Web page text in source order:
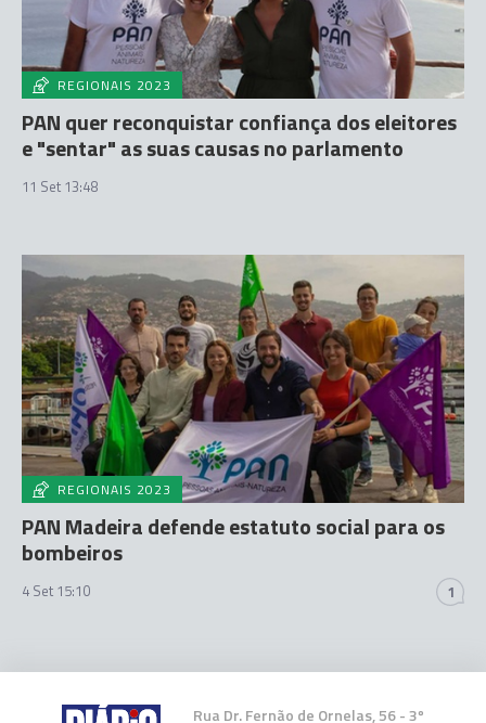
REGIONAIS 2023
PAN quer reconquistar confiança dos eleitores
e "sentar" as suas causas no parlamento
11 Set 13:48
REGIONAIS 2023
PAN Madeira defende estatuto social para os
bombeiros
4 Set 15:10 1
Rua Dr. Fernão de Ornelas, 56 - 3º